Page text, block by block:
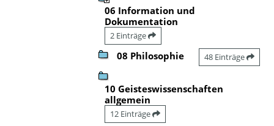
06 Information und
Dokumentation
2 Einträge
08 Philosophie 48 Einträge
10 Geisteswissenschaften
allgemein
12 Einträge